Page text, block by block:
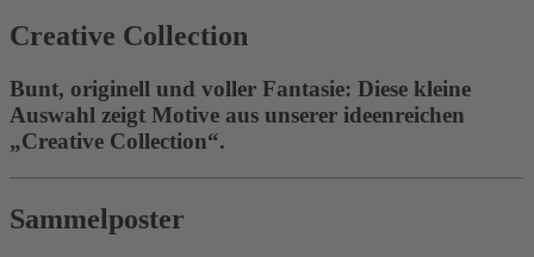
Creative Collection
Bunt, originell und voller Fantasie: Diese kleine
Auswahl zeigt Motive aus unserer ideenreichen
„Creative Collection“.
Sammelposter